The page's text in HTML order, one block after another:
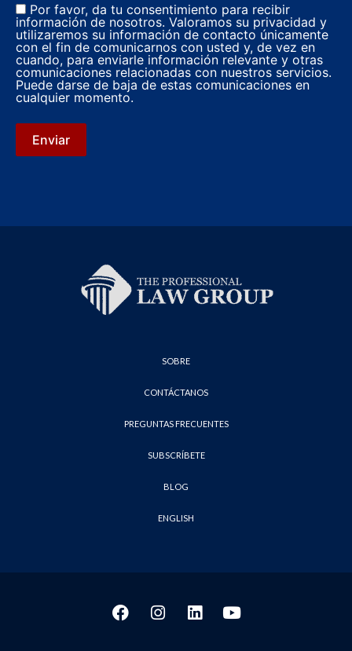
Por favor, da tu consentimiento para recibir
información de nosotros. Valoramos su privacidad y
utilizaremos su información de contacto únicamente
con el fin de comunicarnos con usted y, de vez en
cuando, para enviarle información relevante y otras
comunicaciones relacionadas con nuestros servicios.
Puede darse de baja de estas comunicaciones en
cualquier momento.
Enviar
SOBRE
CONTÁCTANOS
PREGUNTAS FRECUENTES
SUBSCRÍBETE
BLOG
ENGLISH